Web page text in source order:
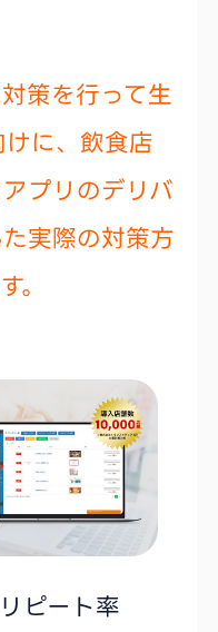
策を行って生
に、飲食店
プリのデリバ
実際の対策方
。
ピート率